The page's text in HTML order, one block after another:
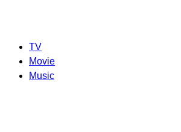
TV
Movie
Music